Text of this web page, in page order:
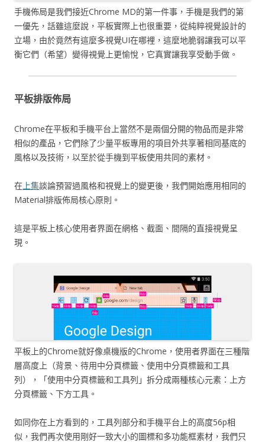
手機佈局是我們接近Chrome MD的第一件事，手機是我們的第
一優先，話雖這麼說，平板實際上也很重要，從純粹視覺設計的
立場，由於竟然有這麼多視覺UI在哪裡，這麼地脆弱讓我可以平
衡它們（希望）變得視覺上更愉悅，它真實讓我享受動手做。
平板排版佈局
Chrome在平板和手機平台上當然不是兩個分開的物品而是非常
相似的產品，它們除了少量平板專用的項目外共享著相同基底的
風格以及技術，以至於從手機到平板使用共同的素材。
在 上集談論預習過風格和視覺上的變更後，我們開始應用相同的
Material排版佈局核心原則。
這是平板上核心使用者界面在網格、截面、間隔的直接視覺呈
現。
平板上的Chrome就好像桌機版的Chrome，使用者界面在三種階
層高度上（背景、待用中分頁標籤、使用中分頁標籤和工具
列），「使用中分頁標籤和工具列」拆分成兩種核心元素：上方
分頁標籤、下方工具。
如同你在上方看到的，工具列部分和手機平台上的高度56p相
似，我們再次使用剛好一致大小的圖標和多功能框素材，我們只